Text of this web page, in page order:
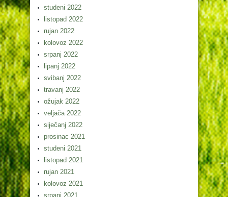
studeni 2022
listopad 2022
rujan 2022
kolovoz 2022
srpanj 2022
lipanj 2022
svibanj 2022
travanj 2022
ožujak 2022
veljača 2022
siječanj 2022
prosinac 2021
studeni 2021
listopad 2021
rujan 2021
kolovoz 2021
srpanj 2021